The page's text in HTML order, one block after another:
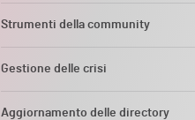
Strumenti della community
Gestione delle crisi
Aggiornamento delle directory